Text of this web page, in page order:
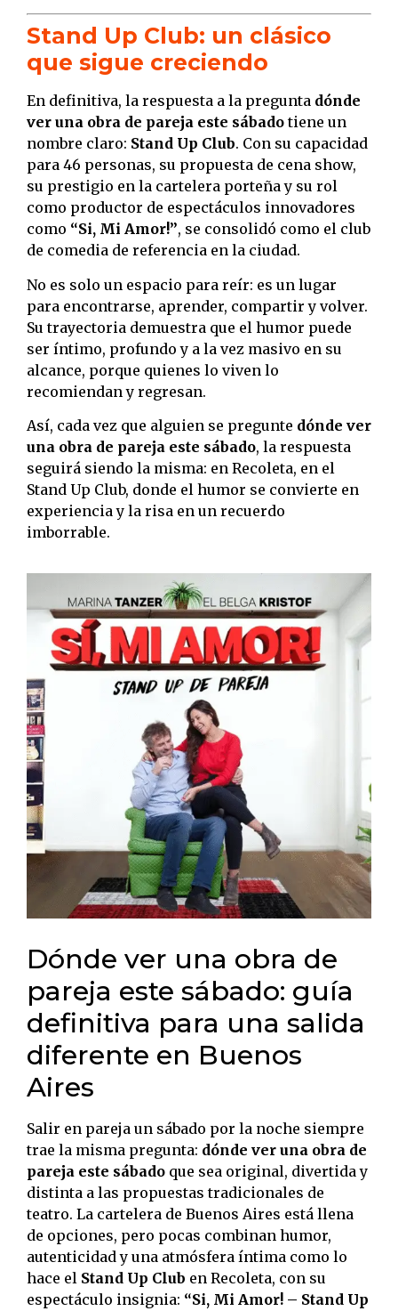
Stand Up Club: un clásico
que sigue creciendo
En definitiva, la respuesta a la pregunta dónde
ver una obra de pareja este sábadotiene un
nombre claro: Stand Up Club. Con su capacidad
para 46 personas, su propuesta de cena show,
su prestigio en la cartelera porteña y su rol
como productor de espectáculos innovadores
como “Si, Mi Amor!”, se consolidó como el club
de comedia de referencia en la ciudad.
No es solo un espacio para reír: es un lugar
para encontrarse, aprender, compartir y volver.
Su trayectoria demuestra que el humor puede
ser íntimo, profundo y a la vez masivo en su
alcance, porque quienes lo viven lo
recomiendan y regresan.
Así, cada vez que alguien se pregunte dónde ver
una obra de pareja este sábado, la respuesta
seguirá siendo la misma: en Recoleta, en el
Stand Up Club, donde el humor se convierte en
experiencia y la risa en un recuerdo
imborrable.
Dónde ver una obra de
pareja este sábado: guía
definitiva para una salida
diferente en Buenos
Aires
Salir en pareja un sábado por la noche siempre
trae la misma pregunta: dónde ver una obra de
pareja este sábado que sea original, divertida y
distinta a las propuestas tradicionales de
teatro. La cartelera de Buenos Aires está llena
de opciones, pero pocas combinan humor,
autenticidad y una atmósfera íntima como lo
hace el Stand Up Club en Recoleta, con su
espectáculo insignia: “Si, Mi Amor! – Stand Up